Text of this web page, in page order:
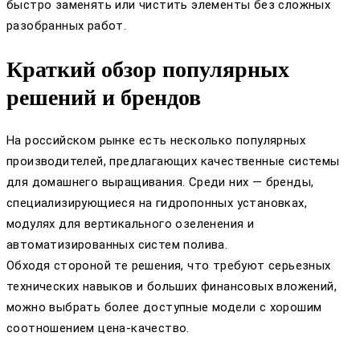
быстро заменять или чистить элементы без сложных
разобранных работ.
Краткий обзор популярных
решений и брендов
На российском рынке есть несколько популярных
производителей, предлагающих качественные системы
для домашнего выращивания. Среди них — бренды,
специализирующиеся на гидропонных установках,
модулях для вертикального озеленения и
автоматизированных систем полива.
Обходя стороной те решения, что требуют серьезных
технических навыков и больших финансовых вложений,
можно выбрать более доступные модели с хорошим
соотношением цена-качество.